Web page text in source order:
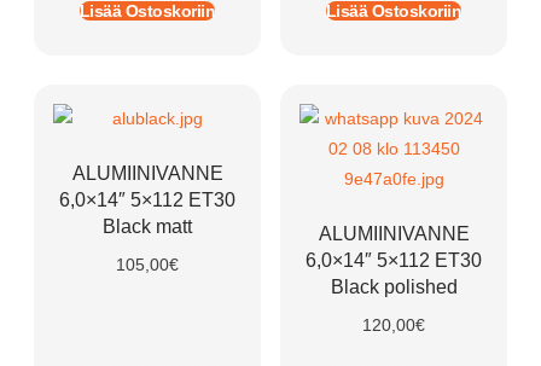
Lisää Ostoskoriin Lisää Ostoskoriin
ALUMIINIVANNE
6,0×14″ 5×112 ET30
Black matt
105,00€
ALUMIINIVANNE
6,0×14″ 5×112 ET30
Black polished
120,00€